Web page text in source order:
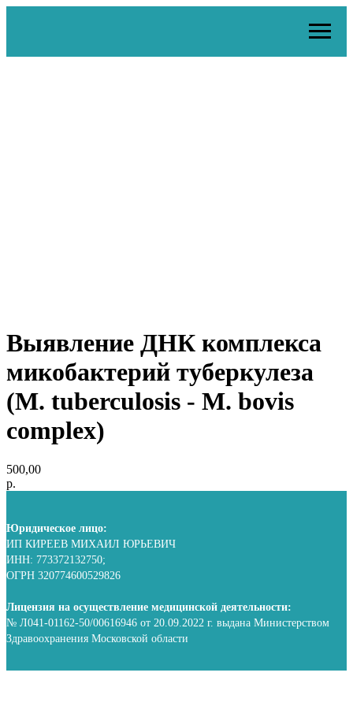
Выявление ДНК комплекса
микобактерий туберкулеза
(M. tuberculosis - M. bovis
complex)
500,00
р.
Юридическое лицо:
ИП КИРЕЕВ МИХАИЛ ЮРЬЕВИЧ
ИНН: 773372132750;
ОГРН 320774600529826
Лицензия на осуществление медицинской деятельности:
№ Л041-01162-50/00616946 от 20.09.2022 г. выдана Министерством
Здравоохранения Московской области